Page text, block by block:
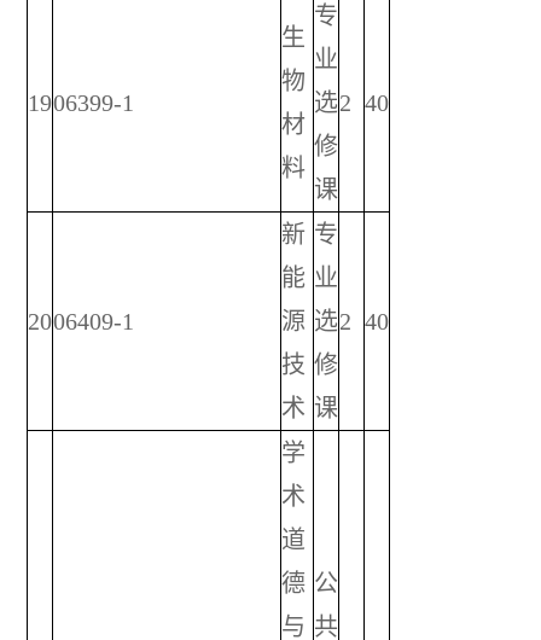
1906399-1
生
物
材
料
专
业
选
修
课
2 40
2006409-1
新
能
源
技
术
专
业
选
修
课
2 40
学
术
道
德
与
公
共